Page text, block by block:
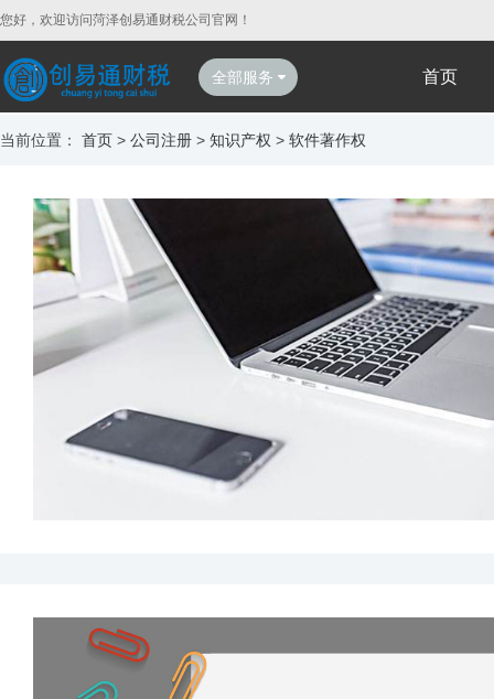
您好，欢迎访问菏泽创易通财税公司官网！
全部服务 首页
当前位置： 首页 > 公司注册 > 知识产权 > 软件著作权